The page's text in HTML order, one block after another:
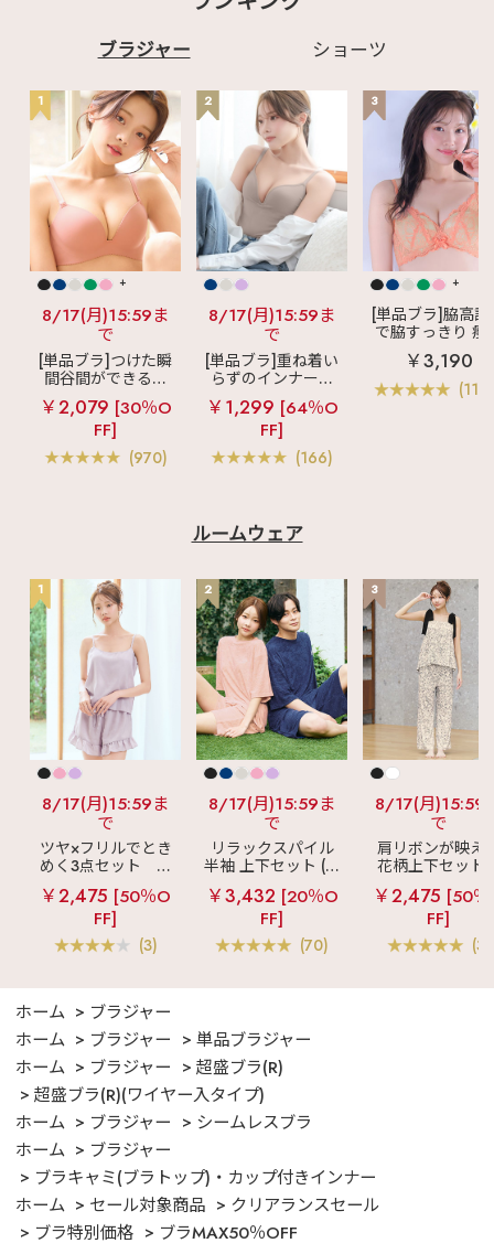
ブラジャー ショーツ
1
+
8/17(月)15:59ま
で
[単品ブラ]つけた瞬
間谷間ができるシ
ームレスブラ
超
盛ブラ(R) シームレ
ス 単品ブラジャー
￥2,079 [30％O
FF]
(970)
2
8/17(月)15:59ま
で
[単品ブラ]重ね着い
らずのインナーブ
ラ
リッチバスト
ブラトップ (ワイヤ
ー入り)
￥1,299 [64％O
FF]
(166)
3
+
[単品ブラ]脇高設
で脇すっきり 痩
見えブラ
カシ
クールレース脇
ブラ(R) 単品ブラ
ャー
￥3,190
ルームウェア
1
8/17(月)15:59ま
で
ツヤ×フリルでとき
めく3点セット
シ
ルキー ショートパ
ンツ 3点セット
￥2,475 [50％O
FF]
(3)
2
8/17(月)15:59ま
で
リラックスパイル
半袖 上下セット (男
女兼用サイズ)
￥3,432 [20％O
FF]
(70)
3
8/17(月)15:59
で
肩リボンが映え
花柄上下セット
メニーフラワー
ングパンツ 上下
ット
￥2,475 [50
FF]
(3)
ホーム
ブラジャー
ホーム
ブラジャー
単品ブラジャー
ホーム
ブラジャー
超盛ブラ(R)
超盛ブラ(R)(ワイヤー入タイプ)
ホーム
ブラジャー
シームレスブラ
ホーム
ブラジャー
ブラキャミ(ブラトップ)・カップ付きインナー
ホーム
セール対象商品
クリアランスセール
ブラ特別価格
ブラMAX50％OFF